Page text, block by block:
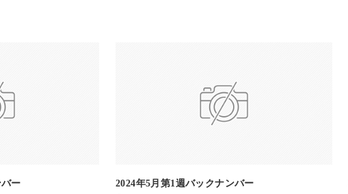
ー 2024年5月第1週バックナンバー